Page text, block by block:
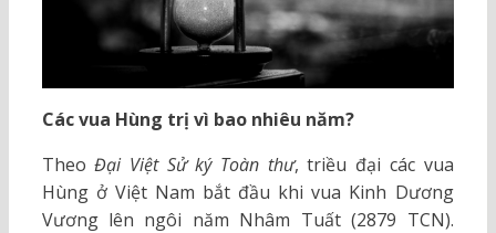
Các vua Hùng trị vì bao nhiêu năm?
TheoĐại Việt Sử ký Toàn thư, triều đại các vua
Hùng ở Việt Nam bắt đầu khi vua Kinh Dương
Vương lên ngôi năm Nhâm Tuất (2879 TCN).